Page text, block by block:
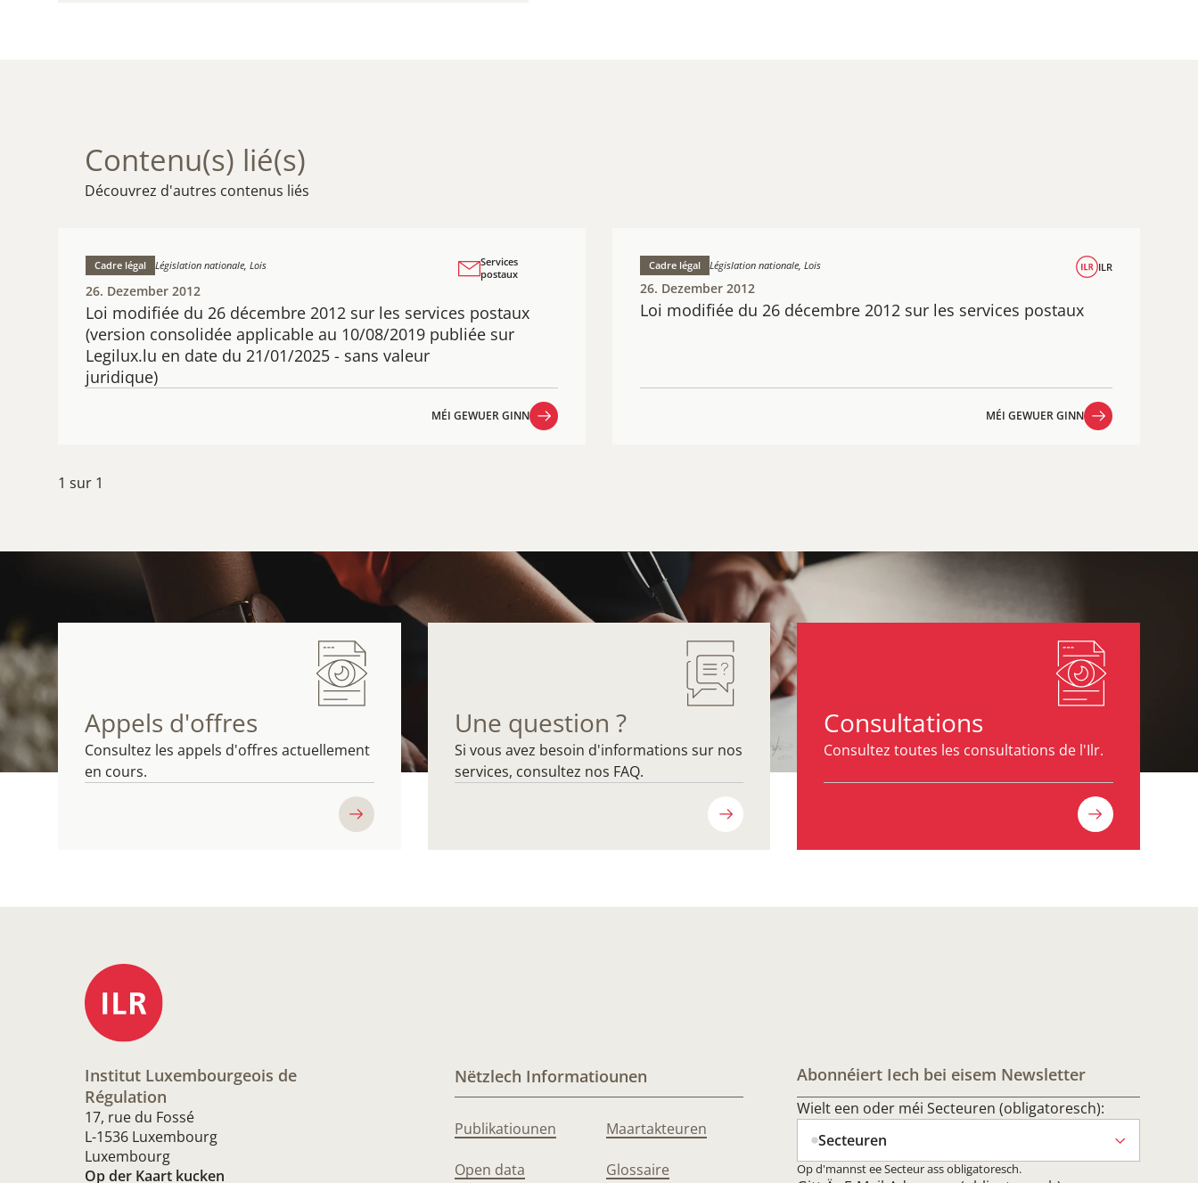
Contenu(s) lié(s)
Découvrez d'autres contenus liés
​Loi modifiée du 26 décembre 2012 sur les services postaux
(version consolidée applicable au 10/08/2019 publiée sur
Legilux.lu en date du 21/01/2025 - sans valeur
juridique)
Cadre légal Législation nationale, Lois
Services
postaux
26. Dezember 2012
MÉI GEWUER GINN
​Loi modifiée du 26 décembre 2012 sur les services postaux
Cadre légal Législation nationale, Lois ILR
26. Dezember 2012
MÉI GEWUER GINN
1 sur 1
Appels d'offres
Consultez les appels d'offres actuellement
en cours.
Une question ?
Si vous avez besoin d'informations sur nos
services, consultez nos FAQ.
Consultations
Consultez toutes les consultations de l'Ilr.
Institut Luxembourgeois de
Régulation
17, rue du Fossé
L-1536 Luxembourg
Luxembourg
Op der Kaart kucken
Nëtzlech Informatiounen
Publikatiounen
Open data
Maartakteuren
Glossaire
Abonnéiert Iech bei eisem Newsletter
Wielt een oder méi Secteuren (obligatoresch):
Secteuren
Op d'mannst ee Secteur ass obligatoresch.